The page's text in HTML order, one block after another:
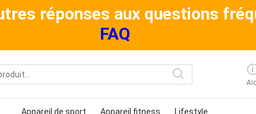
réponses aux questions
FAQ
Appareil de sport Appareil fitness Lifestyle